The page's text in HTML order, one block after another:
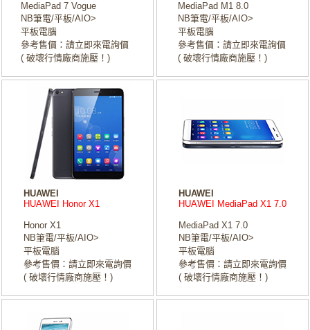
MediaPad 7 Vogue
NB筆電/平板/AIO>
平板電腦
參考售價：請立即來電詢價
( 破壞行情廠商施壓！)
MediaPad M1 8.0
NB筆電/平板/AIO>
平板電腦
參考售價：請立即來電詢價
( 破壞行情廠商施壓！)
HUAWEI
HUAWEI Honor X1
Honor X1
NB筆電/平板/AIO>
平板電腦
參考售價：請立即來電詢價
( 破壞行情廠商施壓！)
HUAWEI
HUAWEI MediaPad X1 7.0
MediaPad X1 7.0
NB筆電/平板/AIO>
平板電腦
參考售價：請立即來電詢價
( 破壞行情廠商施壓！)